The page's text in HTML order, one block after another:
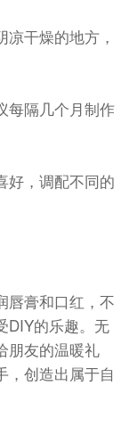
干燥的地方，
每隔几个月制作
好，调配不同的
唇膏和口红，不
DIY的乐趣。无
朋友的温暖礼
，创造出属于自